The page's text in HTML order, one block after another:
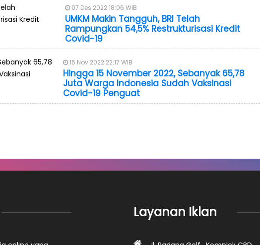
07 Des 2022 18:06 WIB
UMKM Makin Tangguh, BRI Telah
Rampungkan 54,5% Restrukturisasi Kredit
Covid-19
15 Nov 2022 22:17 WIB
Hingga 15 November 2022, Sebanyak 65,78
Juta Warga Indonesia Sudah Vaksinasi
Covid-19 Penguat
Layanan Iklan